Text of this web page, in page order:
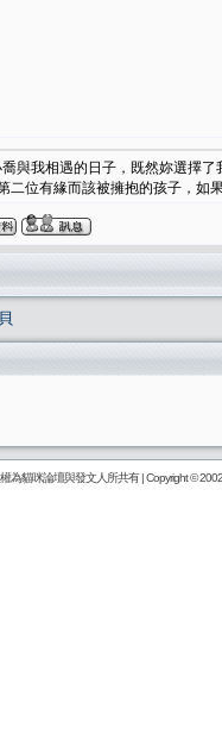
與我相遇的日子，既然妳選擇
二位有緣而該被擁抱的孩子，如
為貓咪論壇與發文人所共有 | Copyright ©